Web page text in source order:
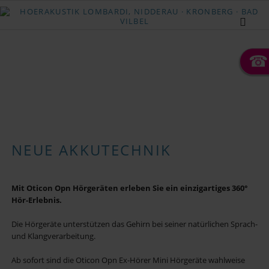
☎
NEUE AKKUTECHNIK
Mit Oticon Opn Hörgeräten erleben Sie ein einzigartiges 360°
Hör-Erlebnis.
Die Hörgeräte unterstützen das Gehirn bei seiner natürlichen Sprach-
und Klangverarbeitung.
Ab sofort sind die Oticon Opn Ex-Hörer Mini Hörgeräte wahlweise